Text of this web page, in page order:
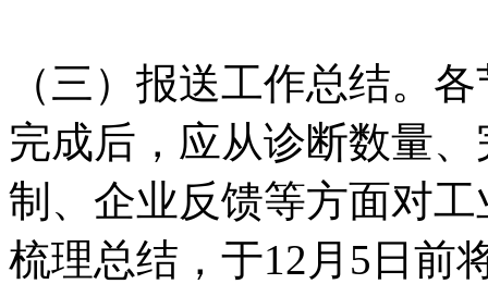
（三）报送工作总结。
完成后，应从诊断数量
制、企业反馈等方面对
梳理总结，于12月5日前